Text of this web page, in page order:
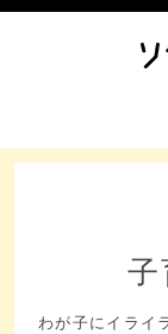
わが子にイライ